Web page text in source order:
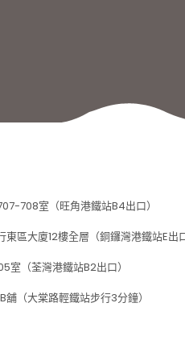
708室（旺角港鐵站B4出口）
區大廈12樓全層（銅鑼灣港鐵站E出
室（荃灣港鐵站B2出口）
（大棠路輕鐵站步行3分鐘）